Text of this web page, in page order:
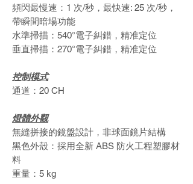
頻閃最慢速 ：1 次/秒，最快速: 25 次/秒，
帶瞬間暗場功能
水準掃描 ：540°電子糾錯，精准定位
垂直掃描 ：270°電子糾錯，精准定位
控制模式
通道： 20 CH
燈體外觀
無縫拼接的鏡盤設計，非球面鏡片結構
黑色外殼 ： 採用全新 ABS 防火工程塑膠材
料
重量： 5 kg